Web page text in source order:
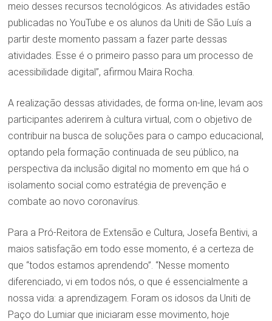
meio desses recursos tecnológicos. As atividades estão
publicadas no YouTube e os alunos da Uniti de São Luís a
partir deste momento passam a fazer parte dessas
atividades. Esse é o primeiro passo para um processo de
acessibilidade digital”, afirmou Maira Rocha.
A realização dessas atividades, de forma on-line, levam aos
participantes aderirem à cultura virtual, com o objetivo de
contribuir na busca de soluções para o campo educacional,
optando pela formação continuada de seu público, na
perspectiva da inclusão digital no momento em que há o
isolamento social como estratégia de prevenção e
combate ao novo coronavírus.
Para a Pró-Reitora de Extensão e Cultura, Josefa Bentivi, a
maios satisfação em todo esse momento, é a certeza de
que “todos estamos aprendendo”. “Nesse momento
diferenciado, vi em todos nós, o que é essencialmente a
nossa vida: a aprendizagem. Foram os idosos da Uniti de
Paço do Lumiar que iniciaram esse movimento, hoje